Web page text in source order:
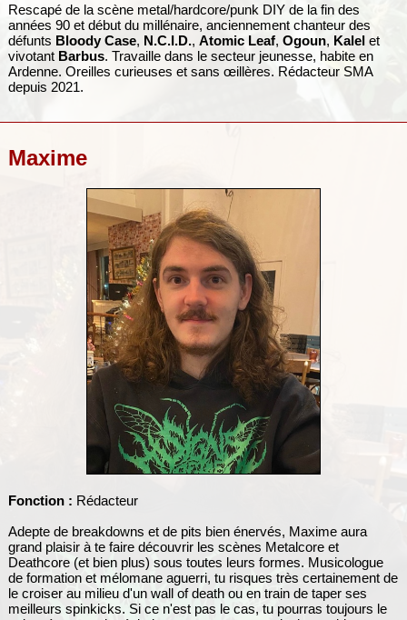
Rescapé de la scène metal/hardcore/punk DIY de la fin des
années 90 et début du millénaire, anciennement chanteur des
défunts Bloody Case, N.C.I.D., Atomic Leaf, Ogoun, Kalelet
vivotant Barbus. Travaille dans le secteur jeunesse, habite en
Ardenne. Oreilles curieuses et sans œillères. Rédacteur SMA
depuis 2021.
Maxime
Fonction : Rédacteur
Adepte de breakdowns et de pits bien énervés, Maxime aura
grand plaisir à te faire découvrir les scènes Metalcore et
Deathcore (et bien plus) sous toutes leurs formes. Musicologue
de formation et mélomane aguerri, tu risques très certainement de
le croiser au milieu d'un wall of death ou en train de taper ses
meilleurs spinkicks. Si ce n'est pas le cas, tu pourras toujours le